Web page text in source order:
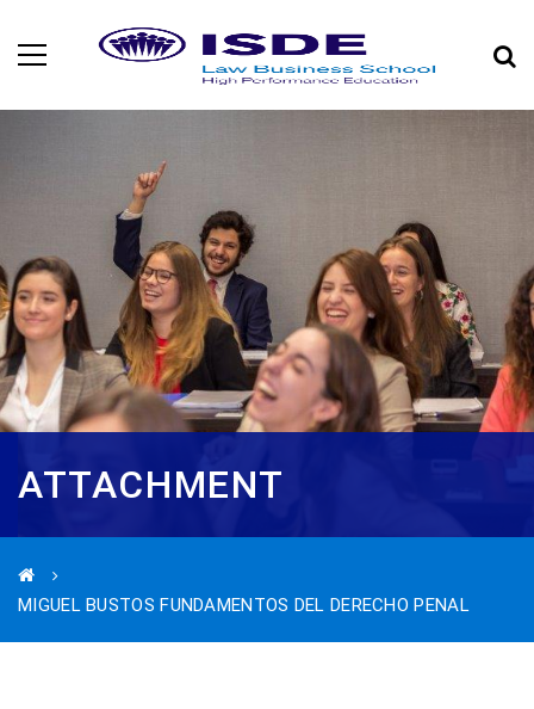
ATTACHMENT
MIGUEL BUSTOS FUNDAMENTOS DEL DERECHO PENAL